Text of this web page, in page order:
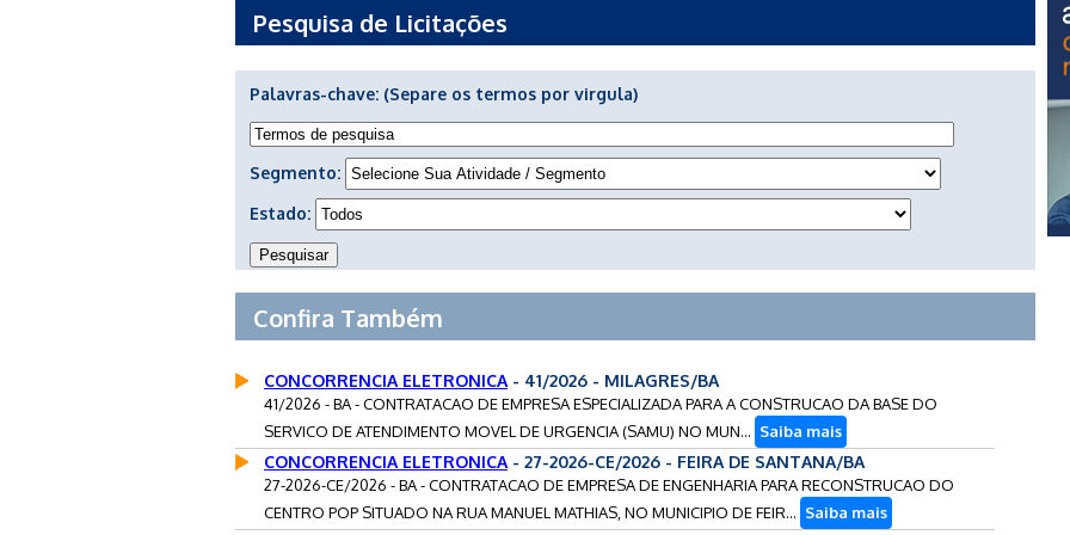
Pesquisa de Licitações
Palavras-chave: (Separe os termos por virgula)
Segmento:
Estado:
Confira Também
CONCORRENCIA ELETRONICA - 41/2026 - MILAGRES/BA
41/2026 - BA - CONTRATACAO DE EMPRESA ESPECIALIZADA PARA A CONSTRUCAO DA BASE DO
SERVICO DE ATENDIMENTO MOVEL DE URGENCIA (SAMU) NO MUN... Saiba mais
CONCORRENCIA ELETRONICA - 27-2026-CE/2026 - FEIRA DE SANTANA/BA
27-2026-CE/2026 - BA - CONTRATACAO DE EMPRESA DE ENGENHARIA PARA RECONSTRUCAO DO
CENTRO POP SITUADO NA RUA MANUEL MATHIAS, NO MUNICIPIO DE FEIR... Saiba mais